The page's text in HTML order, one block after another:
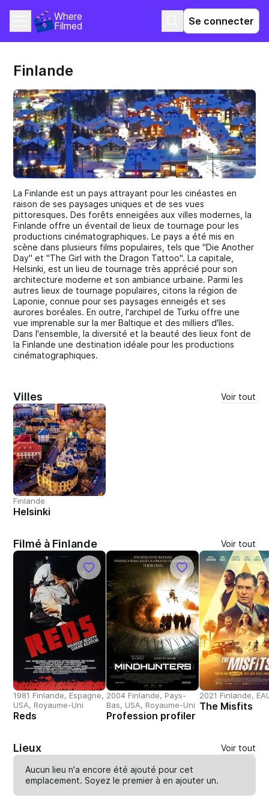
Where
Filmed
Se connecter
Finlande
La Finlande est un pays attrayant pour les cinéastes en
raison de ses paysages uniques et de ses vues
pittoresques. Des forêts enneigées aux villes modernes, la
Finlande offre un éventail de lieux de tournage pour les
productions cinématographiques. Le pays a été mis en
scène dans plusieurs films populaires, tels que "Die Another
Day" et "The Girl with the Dragon Tattoo". La capitale,
Helsinki, est un lieu de tournage très apprécié pour son
architecture moderne et son ambiance urbaine. Parmi les
autres lieux de tournage populaires, citons la région de
Laponie, connue pour ses paysages enneigés et ses
aurores boréales. En outre, l'archipel de Turku offre une
vue imprenable sur la mer Baltique et des milliers d'îles.
Dans l'ensemble, la diversité et la beauté des lieux font de
la Finlande une destination idéale pour les productions
cinématographiques.
Villes Voir tout
Finlande
Helsinki
Filmé à Finlande Voir tout
1981 Finlande, Espagne,
USA, Royaume-Uni
Reds
2004 Finlande, Pays-
Bas, USA, Royaume-Uni
Profession profiler
2021 Finlande,
The Misfits
Lieux Voir tout
Aucun lieu n'a encore été ajouté pour cet
emplacement. Soyez le premier à enajouter un.